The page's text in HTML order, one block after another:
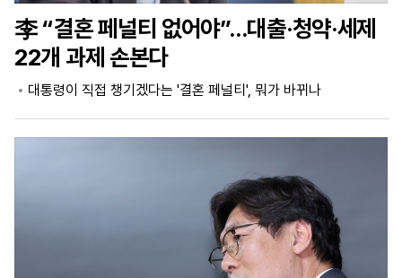
지
면
기
신
문
독
후
원
기
제
보
시
회
사
개
앱
설
李 “결혼 페널티 없어야”…대출·청약·세제
22개 과제 손본다
대통령이 직접 챙기겠다는 '결혼 페널티', 뭐가 바뀌나